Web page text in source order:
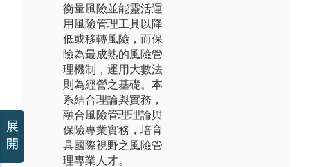
衡量風險並能靈活運
用風險管理工具以降
低或移轉風險，而保
險為最成熟的風險管
理機制，運用大數法
則為經營之基礎。本
系結合理論與實務，
融合風險管理理論與
保險專業實務，培育
具國際視野之風險管
理專業人才。
展
開